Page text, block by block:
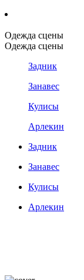
Одежда сцены
Одежда сцены
Задник
Занавес
Кулисы
Арлекин
Задник
Занавес
Кулисы
Арлекин